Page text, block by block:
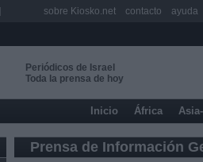
Periódicos de Israel
Toda la prensa de hoy
Inicio África
Prensa de Información
sobre Kiosko.net contacto ayuda